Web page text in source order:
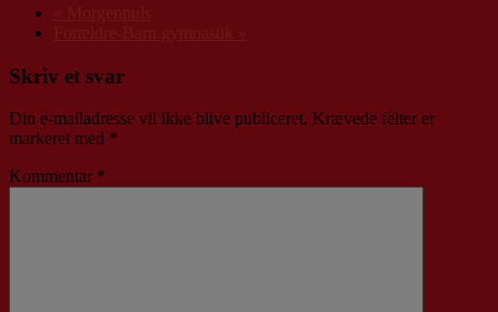
Skriv et svar
Din e-mailadresse vil ikke blive publiceret. Krævede felter er
markeret med *
Kommentar *